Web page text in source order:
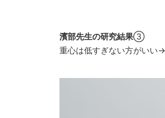
濱部先生の研究結果③
重心は低すぎない方がいい